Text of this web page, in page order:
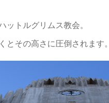
ットルグリムス教会。
とその高さに圧倒されます。